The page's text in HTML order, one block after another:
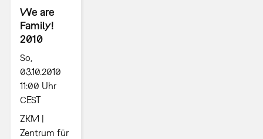
We are
Family!
2010
So,
03.10.2010
11:00 Uhr
CEST
ZKM |
Zentrum für